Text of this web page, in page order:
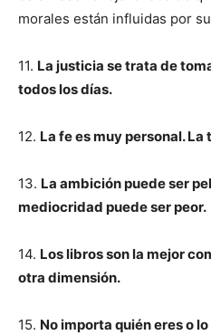
morales están influidas por
11. La justicia se trata de
todos los días.
12. La fe es muy personal. La
13. La ambición puede ser
mediocridad puede ser peor.
14. Los libros son la mejor
otra dimensión.
15. No importa quién eres o